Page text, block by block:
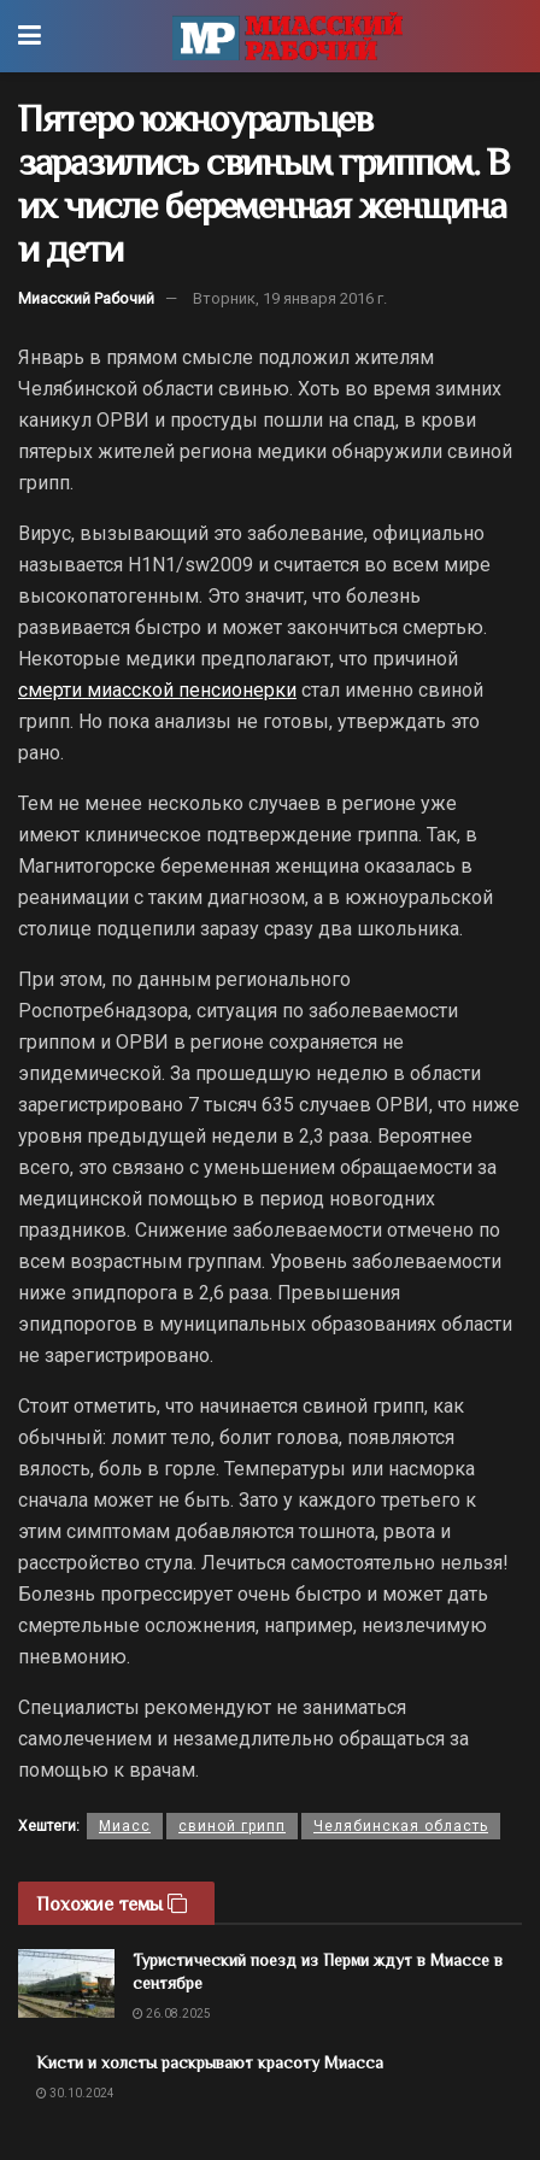
Пятеро южноуральцев
заразились свиным гриппом. В
их числе беременная женщина
и дети
Миасский Рабочий Вторник, 19 января 2016 г.
Январь в прямом смысле подложил жителям
Челябинской области свинью. Хоть во время зимних
каникул ОРВИ и простуды пошли на спад, в крови
пятерых жителей региона медики обнаружили свиной
грипп.
Вирус, вызывающий это заболевание, официально
называется H1N1/sw2009 и считается во всем мире
высокопатогенным. Это значит, что болезнь
развивается быстро и может закончиться смертью.
Некоторые медики предполагают, что причиной
смерти миасской пенсионерки стал именно свиной
грипп. Но пока анализы не готовы, утверждать это
рано.
Тем не менее несколько случаев в регионе уже
имеют клиническое подтверждение гриппа. Так, в
Магнитогорске беременная женщина оказалась в
реанимации с таким диагнозом, а в южноуральской
столице подцепили заразу сразу два школьника.
При этом, по данным регионального
Роспотребнадзора, ситуация по заболеваемости
гриппом и ОРВИ в регионе сохраняется не
эпидемической. За прошедшую неделю в области
зарегистрировано 7 тысяч 635 случаев ОРВИ, что ниже
уровня предыдущей недели в 2,3 раза. Вероятнее
всего, это связано с уменьшением обращаемости за
медицинской помощью в период новогодних
праздников. Снижение заболеваемости отмечено по
всем возрастным группам. Уровень заболеваемости
ниже эпидпорога в 2,6 раза. Превышения
эпидпорогов в муниципальных образованиях области
не зарегистрировано.
Стоит отметить, что начинается свиной грипп, как
обычный: ломит тело, болит голова, появляются
вялость, боль в горле. Температуры или насморка
сначала может не быть. Зато у каждого третьего к
этим симптомам добавляются тошнота, рвота и
расстройство стула. Лечиться самостоятельно нельзя!
Болезнь прогрессирует очень быстро и может дать
смертельные осложнения, например, неизлечимую
пневмонию.
Специалисты рекомендуют не заниматься
самолечением и незамедлительно обращаться за
помощью к врачам.
Хештеги: Миасс свиной грипп Челябинская область
Похожие темы
Туристический поезд из Перми ждут в Миассе в
сентябре
26.08.2025
Кисти и холсты раскрывают красоту Миасса
30.10.2024